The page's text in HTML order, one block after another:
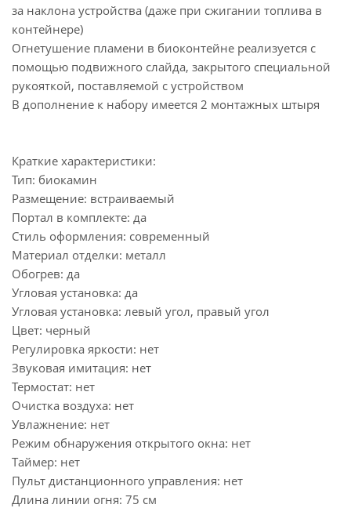
за наклона устройства (даже при сжигании топлива в
контейнере)
Огнетушение пламени в биоконтейне реализуется с
помощью подвижного слайда, закрытого специальной
рукояткой, поставляемой с устройством
В дополнение к набору имеется 2 монтажных штыря
Краткие характеристики:
Тип: биокамин
Размещение: встраиваемый
Портал в комплекте: да
Стиль оформления: современный
Материал отделки: металл
Обогрев: да
Угловая установка: да
Угловая установка: левый угол, правый угол
Цвет: черный
Регулировка яркости: нет
Звуковая имитация: нет
Термостат: нет
Очистка воздуха: нет
Увлажнение: нет
Режим обнаружения открытого окна: нет
Таймер: нет
Пульт дистанционного управления: нет
Длина линии огня: 75 см